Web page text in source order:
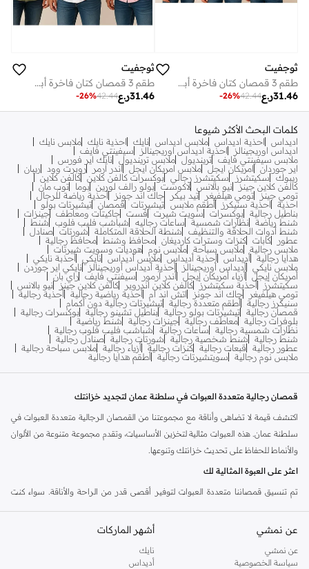
ثوجفيت
طقم 3 قمصان كتان فاخرة أبيض + أزرق + أخضر
ر.ع31.46
42.44
-26%
ثوجفيت
طقم 3 قمصان كتان فاخرة أبيض + أخضر + وردي
ر.ع31.46
42.44
-26%
كلمات البحث الأكثر شيوعا
اديداس احذية اديداس ملابس اديداس نايك احذية نايك ملابس نايك
اديداس اوريجينالز
احذية اديداس اوريجينالز
سيفينتي فايف
ملابس سيفينتي فايف ترينديول ملابس ترينديول نايك اير فورس
اير جوردان
امريكان ايجل ملابس امريكان ايجل اندر ارمر روبرت وود
ريبان
ريبوك
سكيتشرز سكيتشرز رجالي بوكسرات كالفن كلاين كالفن كلاين
كالفن كلاين جينز نيو بالانس لاكوست بولو رالف لورين بوما
توب مان
تومي جينز تومي هيلفيغر تيد بيكر جاك اند جونز
أحذية رياضة للرجال
احذية
احذية سنيكرز أطقم ملابس تيشيرتات قمصان تيشيرتات بولو
بناطيل رجالية بوكسرات سويت شيرت فست جاكيتات ومعاطف جينزات
شنط رياضة نظارات شمسية ساعات رجاليه شباشب فليب فلوب
شنط
شنط أدوات الحلاقة والتنظيف
شنطة الحلاقة المتكاملة شورتات صنادل
عطور
كابات كنزات وسترات كارديغان محافظ وشنط
محافظ رجالية
ملابس رجالية ملابس سباحة ملابس نوم
هوديات وسويت شيرتات
هدايا رجالية أديداس أحذية أديداس ملابس أديداس نايكي أحذبة نايكي
ملابس نايكي أديداس أوريجينالز أحذية أديداس أوريجينالز
نايكي اير جوردن
أمريكان إيجل أزياء أمريكان إيجل أندر آرمور سيفنتي فايف راي بان
سكيتشرز
أحذية سكيتشرز كالفن كلاين اندروير كالفن كلاين جينز
نيو بالانس
تومي هيلفيغر
جاك اند جونز اتش اند ام أحذية رياضية رجالية أحذية رجالية
سنيكرز رجالية أطقم متعددة رجالية تيشيرتات رجالية دون أكمام
قمصان رجالية تيشيرتات بولو رجالية بناطيل تشينو رجالية بوكسرات رجالية
بلوفرات رجالية معاطف رجالية جينزات رجالية
شنط رياضية
نظارات شمسية رجالية
ساعات رجالية
شباشب فليب فلوب رجالية
شنط رجالية
شنط شخصية رجالية شورتات رجالية صنادل رجالية
عطور رجالية
قبعات رجالية كنزات رجالية أزياء رجالية ملابس سباحة رجالية
ملابس نوم رجالية
سويتشيرتات رجالية أطقم هدايا رجالية
قمصان رجالية متعددة العبوات في سلطنة عمان لتجديد خزانتك
اكتشف قيمة لا تضاهى وأناقة مع مجموعتنا من القمصان الرجالية متعددة العبوات في
سلطنة عمان. هذه العبوات مثالية لتخزين الأساسيات، وتقدم مجموعة متنوعة من الألوان
والأنماط للحفاظ على تحديث خزانتك وتنوعها.
اعثر على العبوة المثالية لك
تم تنسيق قمصاننا متعددة العبوات لتوفير أقصى قدر من الراحة والأناقة. سواء كنت
المثالية لك.
تشكيلة متنوعة من الأنماط والمقاسات
استكشف مجموعة من المقاسات والتصاميم ضمن عبواتنا المتعددة:
عن نمشي
عن نمشي
سياسة الخصوصية
أشهر الماركات
نايك
أديداس